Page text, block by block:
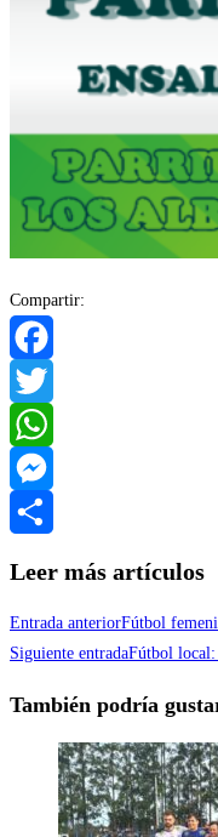
Compartir:
Facebook
Twitter
WhatsApp
Messenger
Leer más artículos
Entrada anteriorFútbol
Siguiente entradaFútbol local:
También podría